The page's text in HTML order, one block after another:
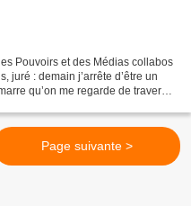
Pouvoirs et des Médias collabos
juré : demain j’arrête d’être un
qu’on me regarde de travers
Page suivante >